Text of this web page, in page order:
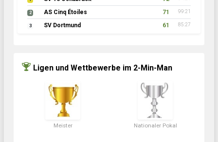
2 AS Cinq Étoiles 71 99:21
3 SV Dortmund 61 85:27
Ligen und Wettbewerbe im 2-Min-Man
Meister Nationaler Pokal